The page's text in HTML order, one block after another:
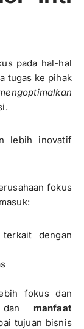
pada hal-hal
tugas ke pihak
lebih inovatif
fokus
dengan
fokus dan
dan manfaat
tujuan bisnis